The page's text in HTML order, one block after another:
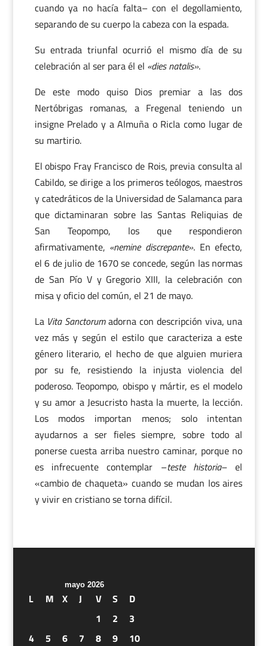
cuando ya no hacía falta– con el degollamiento,
separando de su cuerpo la cabeza con la espada.
Su entrada triunfal ocurrió el mismo día de su
celebración al ser para él el «dies natalis».
De este modo quiso Dios premiar a las dos
Nertóbrigas romanas, a Fregenal teniendo un
insigne Prelado y a Almuña o Ricla como lugar de
su martirio.
El obispo Fray Francisco de Rois, previa consulta al
Cabildo, se dirige a los primeros teólogos, maestros
y catedráticos de la Universidad de Salamanca para
que dictaminaran sobre las Santas Reliquias de
San Teopompo, los que respondieron
afirmativamente, «nemine discrepante». En efecto,
el 6 de julio de 1670 se concede, según las normas
de San Pío V y Gregorio XIII, la celebración con
misa y oficio del común, el 21 de mayo.
La Vita Sanctorumadorna con descripción viva, una
vez más y según el estilo que caracteriza a este
género literario, el hecho de que alguien muriera
por su fe, resistiendo la injusta violencia del
poderoso. Teopompo, obispo y mártir, es el modelo
y su amor a Jesucristo hasta la muerte, la lección.
Los modos importan menos; solo intentan
ayudarnos a ser fieles siempre, sobre todo al
ponerse cuesta arriba nuestro caminar, porque no
es infrecuente contemplar –teste historia– el
«cambio de chaqueta» cuando se mudan los aires
y vivir en cristiano se torna difícil.
mayo 2026
L M X J V S
D
1
2
3
4
5 6 7 8 9
10